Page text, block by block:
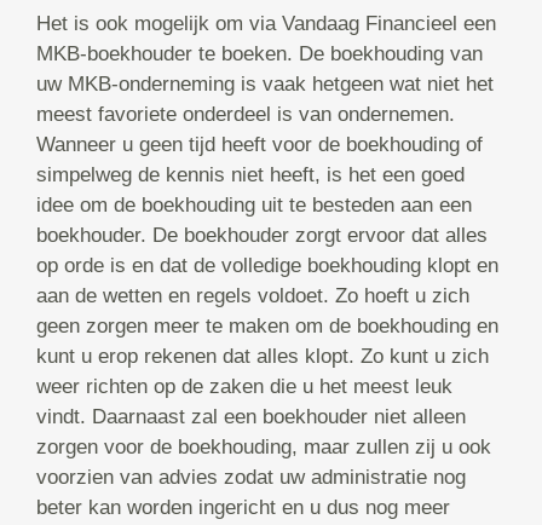
Het is ook mogelijk om via Vandaag Financieel een
MKB-boekhouder te boeken. De boekhouding van
uw MKB-onderneming is vaak hetgeen wat niet het
meest favoriete onderdeel is van ondernemen.
Wanneer u geen tijd heeft voor de boekhouding of
simpelweg de kennis niet heeft, is het een goed
idee om de boekhouding uit te besteden aan een
boekhouder. De boekhouder zorgt ervoor dat alles
op orde is en dat de volledige boekhouding klopt en
aan de wetten en regels voldoet. Zo hoeft u zich
geen zorgen meer te maken om de boekhouding en
kunt u erop rekenen dat alles klopt. Zo kunt u zich
weer richten op de zaken die u het meest leuk
vindt. Daarnaast zal een boekhouder niet alleen
zorgen voor de boekhouding, maar zullen zij u ook
voorzien van advies zodat uw administratie nog
beter kan worden ingericht en u dus nog meer